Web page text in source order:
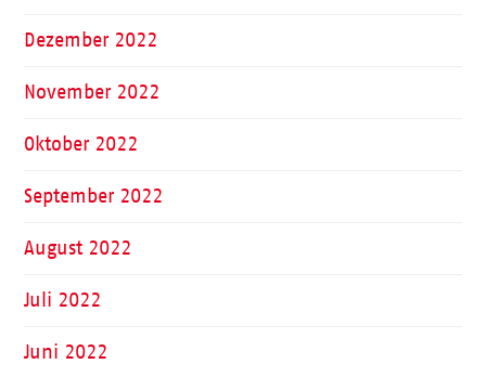
Dezember 2022
November 2022
Oktober 2022
September 2022
August 2022
Juli 2022
Juni 2022